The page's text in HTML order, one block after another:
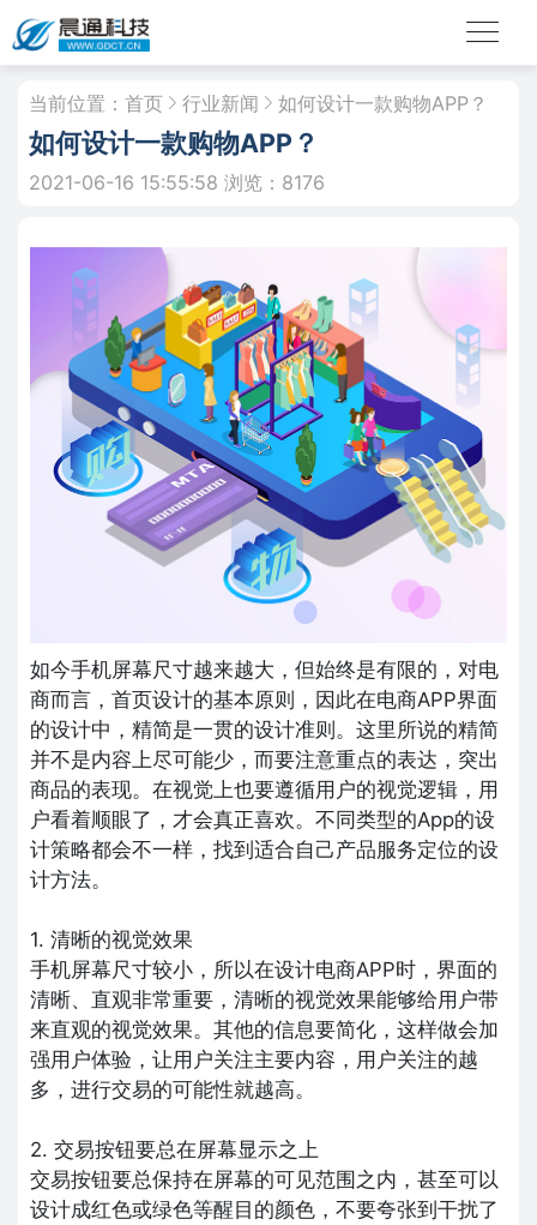
当前位置： 首页 行业新闻 如何设计一款购物APP？
如何设计一款购物APP？
2021-06-16 15:55:58 浏览：8176
如今手机屏幕尺寸越来越大，但始终是有限的，对电
商而言，首页设计的基本原则，因此在电商APP界面
的设计中，精简是一贯的设计准则。这里所说的精简
并不是内容上尽可能少，而要注意重点的表达，突出
商品的表现。在视觉上也要遵循用户的视觉逻辑，用
户看着顺眼了，才会真正喜欢。不同类型的App的设
计策略都会不一样，找到适合自己产品服务定位的设
计方法。
1. 清晰的视觉效果
手机屏幕尺寸较小，所以在设计电商APP时，界面的
清晰、直观非常重要，清晰的视觉效果能够给用户带
来直观的视觉效果。其他的信息要简化，这样做会加
强用户体验，让用户关注主要内容，用户关注的越
多，进行交易的可能性就越高。
2. 交易按钮要总在屏幕显示之上
交易按钮要总保持在屏幕的可见范围之内，甚至可以
设计成红色或绿色等醒目的颜色，不要夸张到干扰了